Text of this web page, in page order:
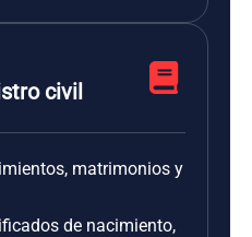
civil
matrimonios y
de nacimiento,